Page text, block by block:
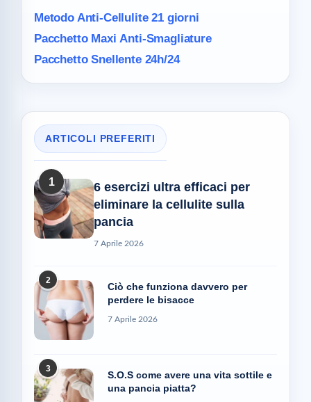
Metodo Anti-Cellulite21 giorni
Pacchetto MaxiAnti-Smagliature
Pacchetto Snellente 24h/24
ARTICOLI PREFERITI
1
6 esercizi ultra efficaci per
eliminare la cellulite sulla
pancia
7 Aprile 2026
2
Ciò che funziona davvero per
perdere le bisacce
7 Aprile 2026
3
S.O.S come avere una vita sottile e
una pancia piatta?